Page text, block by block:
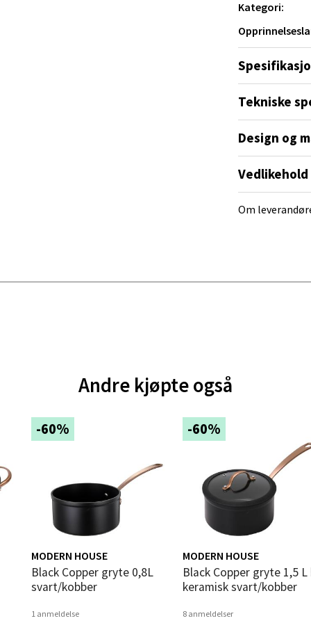
Kategori:
Tekniske
Design og
Om
Andre kjøpte også
-60%
MODERN HOUSE
Black Copper gryte 0,8L
svart/kobber
1 anmeldelse
-60%
MODERN HOUSE
Black Copper gryte 1,5 L kfcc
keramisk svart/kobber
8 anmeldelser
- Moldetorget
1, 6413 Molde
dag 10-20
- Thon Senter Malmporten
dag 10-20